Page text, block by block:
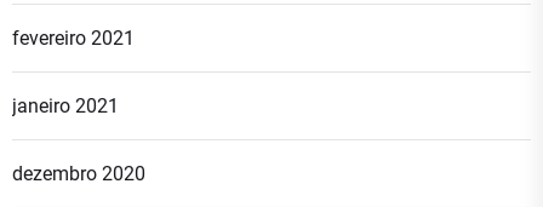
fevereiro 2021
janeiro 2021
dezembro 2020